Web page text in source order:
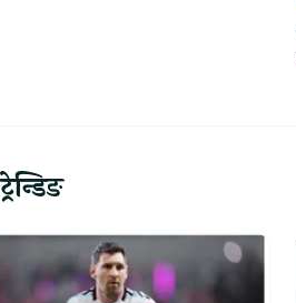
ट्रेन्डिङ